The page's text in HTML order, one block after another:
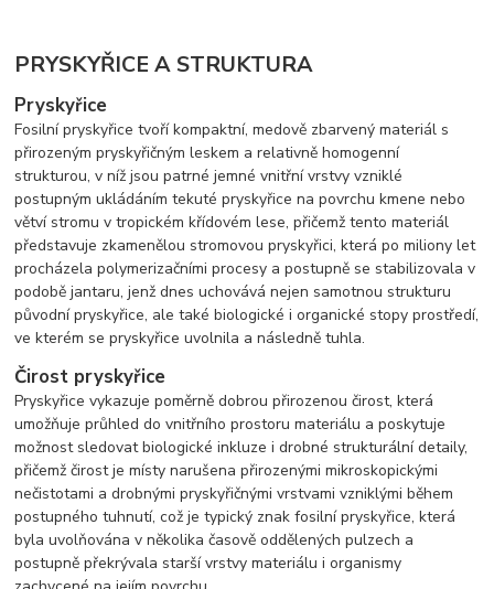
PRYSKYŘICE A STRUKTURA
Pryskyřice
Fosilní pryskyřice tvoří kompaktní, medově zbarvený materiál s
přirozeným pryskyřičným leskem a relativně homogenní
strukturou, v níž jsou patrné jemné vnitřní vrstvy vzniklé
postupným ukládáním tekuté pryskyřice na povrchu kmene nebo
větví stromu v tropickém křídovém lese, přičemž tento materiál
představuje zkamenělou stromovou pryskyřici, která po miliony let
procházela polymerizačními procesy a postupně se stabilizovala v
podobě jantaru, jenž dnes uchovává nejen samotnou strukturu
původní pryskyřice, ale také biologické i organické stopy prostředí,
ve kterém se pryskyřice uvolnila a následně tuhla.
Čirost pryskyřice
Pryskyřice vykazuje poměrně dobrou přirozenou čirost, která
umožňuje průhled do vnitřního prostoru materiálu a poskytuje
možnost sledovat biologické inkluze i drobné strukturální detaily,
přičemž čirost je místy narušena přirozenými mikroskopickými
nečistotami a drobnými pryskyřičnými vrstvami vzniklými během
postupného tuhnutí, což je typický znak fosilní pryskyřice, která
byla uvolňována v několika časově oddělených pulzech a
postupně překrývala starší vrstvy materiálu i organismy